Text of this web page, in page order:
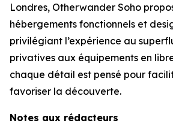
Londres, Otherwander Soho
hébergements fonctionnels et
privilégiant l’expérience au
privatives aux équipements en
chaque détail est pensé pour
favoriser la découverte.
Notes aux rédacteurs